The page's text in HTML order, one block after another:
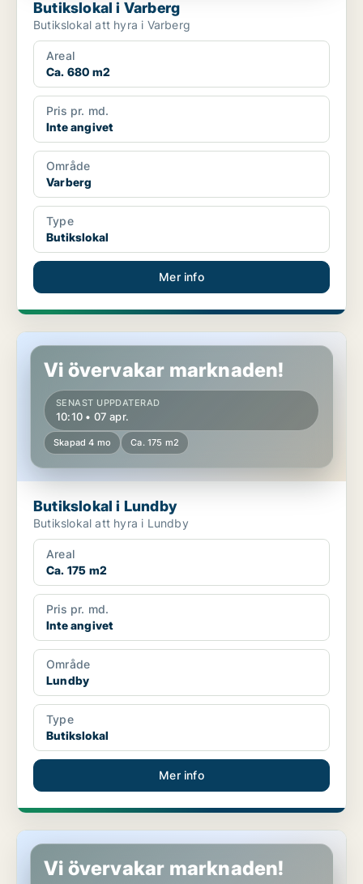
Butikslokal i Varberg
Butikslokal att hyra i Varberg
Areal
Ca. 680 m2
Pris pr. md.
Inte angivet
Område
Varberg
Type
Butikslokal
Mer info
Butikslokal i Lundby
Vi övervakar marknaden!
SENAST UPPDATERAD
10:10 • 07 apr.
Skapad 4 mo Ca. 175 m2
Butikslokal i Lundby
Butikslokal att hyra i Lundby
Areal
Ca. 175 m2
Pris pr. md.
Inte angivet
Område
Lundby
Type
Butikslokal
Mer info
Butikslokal i Majorna-Linné
Vi övervakar marknaden!